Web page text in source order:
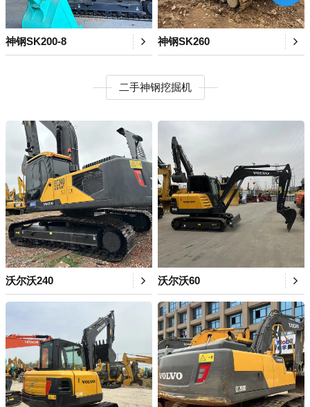
神钢SK200-8 神钢SK260
二手神钢挖掘机
沃尔沃240 沃尔沃60